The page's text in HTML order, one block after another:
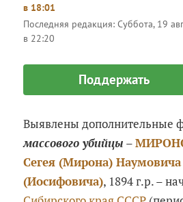
в 18:01
Последняя редакция: Суббота, 19
в 22:20
Поддержать
Выявлены дополнительные
массового убийцы –
Сегея (Мирона) Наумовича
(Иосифовича), 1894 г.р. –